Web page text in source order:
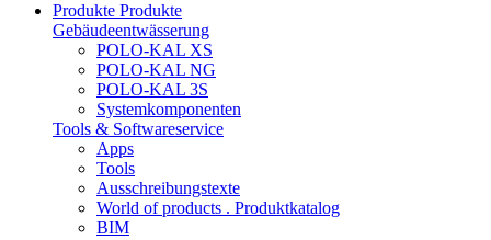
Produkte Produkte
Gebäudeentwässerung
POLO-KAL XS
POLO-KAL NG
POLO-KAL 3S
Systemkomponenten
Tools & Softwareservice
Apps
Tools
Ausschreibungstexte
World of products . Produktkatalog
BIM